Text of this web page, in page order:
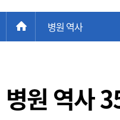
HOME
병원 역사
병원 역사